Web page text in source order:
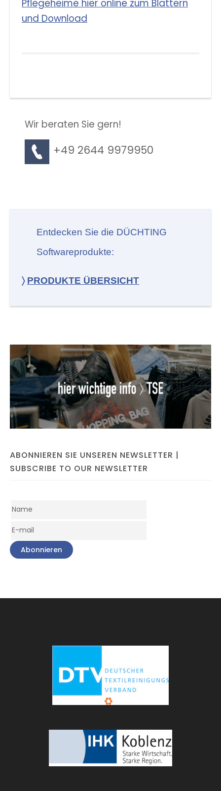
Pflegeheime hier online zum Blättern
und Download
Wir beraten Sie gern!
+49 2644 9979950
Entdecken Sie die DÜCHTING
Softwareprodukte:
〉 PRODUKTE ÜBERSICHT
ABONNIEREN SIE UNSEREN NEWSLETTER |
SUBSCRIBE TO OUR NEWSLETTER